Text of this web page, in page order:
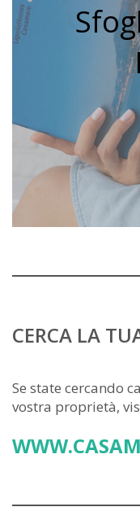
CERCA LA
Se state cercando
vostra proprietà,